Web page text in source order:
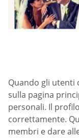
Quando gli utenti
sulla pagina
personali. Il
correttamente.
membri e dare